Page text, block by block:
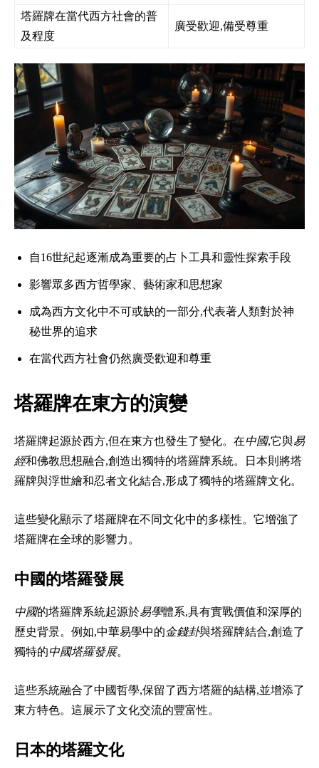
塔羅牌在當代西方社會的普
及程度
廣受歡迎,備受尊重
自16世紀起逐漸成為重要的占卜工具和靈性探索手段
影響眾多西方哲學家、藝術家和思想家
成為西方文化中不可或缺的一部分,代表著人類對於神
秘世界的追求
在當代西方社會仍然廣受歡迎和尊重
塔羅牌在東方的演變
塔羅牌起源於西方,但在東方也發生了變化。在中國,它與易
經和佛教思想融合,創造出獨特的塔羅牌系統。日本則將塔
羅牌與浮世繪和忍者文化結合,形成了獨特的塔羅牌文化。
這些變化顯示了塔羅牌在不同文化中的多樣性。它增強了
塔羅牌在全球的影響力。
中國的塔羅發展
中國的塔羅牌系統起源於易學體系,具有實戰價值和深厚的
歷史背景。例如,中華易學中的金錢卦與塔羅牌結合,創造了
獨特的中國塔羅發展。
這些系統融合了中國哲學,保留了西方塔羅的結構,並增添了
東方特色。這展示了文化交流的豐富性。
日本的塔羅文化